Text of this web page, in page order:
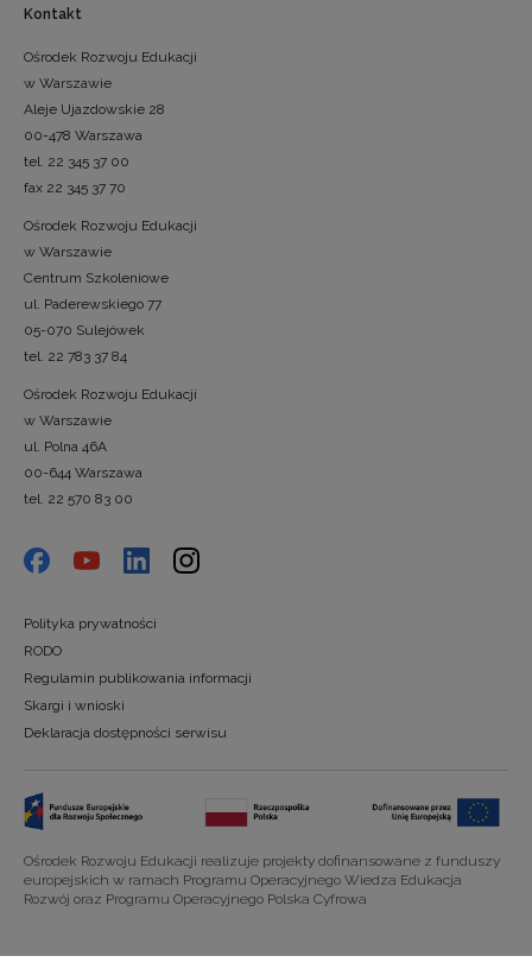
Kontakt
Ośrodek Rozwoju Edukacji
w Warszawie
Aleje Ujazdowskie 28
00-478 Warszawa
tel. 22 345 37 00
fax 22 345 37 70
Ośrodek Rozwoju Edukacji
w Warszawie
Centrum Szkoleniowe
ul. Paderewskiego 77
05-070 Sulejówek
tel. 22 783 37 84
Ośrodek Rozwoju Edukacji
w Warszawie
ul. Polna 46A
00-644 Warszawa
tel. 22 570 83 00
Polityka prywatności
RODO
Regulamin publikowania informacji
Skargi i wnioski
Deklaracja dostępności serwisu
Ośrodek Rozwoju Edukacji realizuje projekty dofinansowane z funduszy
europejskich w ramach Programu Operacyjnego Wiedza Edukacja
Rozwój oraz Programu Operacyjnego Polska Cyfrowa